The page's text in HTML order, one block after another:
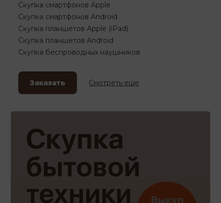
Скупка смартфонов Apple
Скупка смартфонов Android
Скупка планшетов Apple (iPad)
Скупка планшетов Android
Скупка беспроводных наушников
Заказать Смотреть еще